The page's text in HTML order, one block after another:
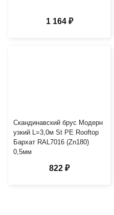
1 164 ₽
Скандинавский брус Модерн
узкий L=3,0м St PE Rooftop
Бархат RAL7016 (Zn180)
0,5мм
822 ₽